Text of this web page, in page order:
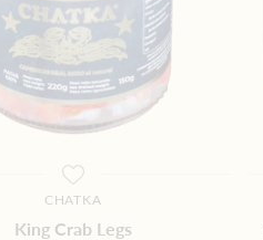
CHATKA
King Crab Legs